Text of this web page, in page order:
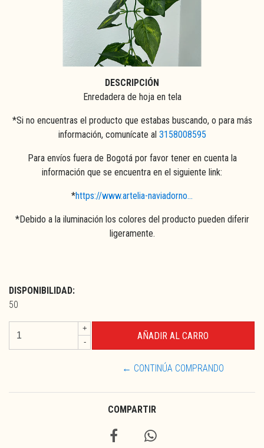
DESCRIPCIÓN
Enredadera de hoja en tela
*Si no encuentras el producto que estabas buscando, o para más
información, comunícate al 3158008595
Para envíos fuera de Bogotá por favor tener en cuenta la
información que se encuentra en el siguiente link:
*https://www.artelia-naviadorno...
*Debido a la iluminación los colores del producto pueden diferir
ligeramente.
DISPONIBILIDAD:
50
+
-
← CONTINÚA COMPRANDO
COMPARTIR